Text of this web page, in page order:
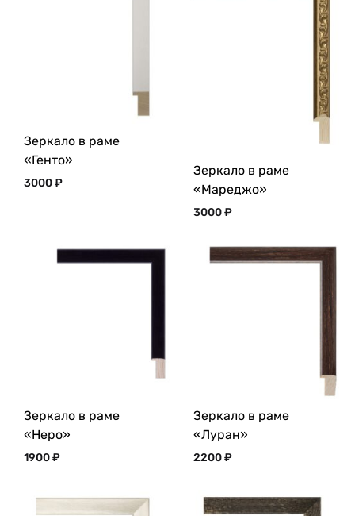
Зеркало в раме
«Генто»
3000₽
Зеркало в раме
«Мареджо»
3000₽
Зеркало в раме
«Неро»
1900₽
Зеркало в раме
«Луран»
2200₽